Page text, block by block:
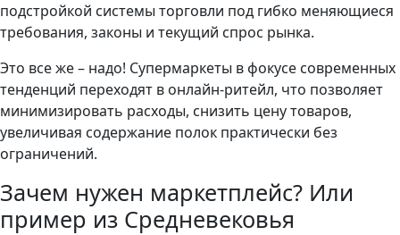
подстройкой системы торговли под гибко меняющиеся
требования, законы и текущий спрос рынка.
Это все же – надо! Супермаркеты в фокусе современных
тенденций переходят в онлайн-ритейл, что позволяет
минимизировать расходы, снизить цену товаров,
увеличивая содержание полок практически без
ограничений.
Зачем нужен маркетплейс? Или
пример из Средневековья